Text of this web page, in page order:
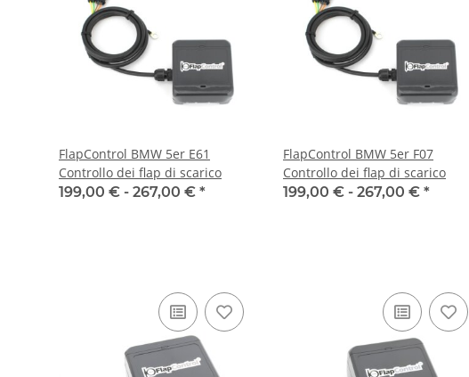
FlapControl BMW 5er E61
Controllo dei flap di scarico
199,00 € - 267,00 € *
FlapControl BMW 5er F07
Controllo dei flap di scarico
199,00 € - 267,00 € *